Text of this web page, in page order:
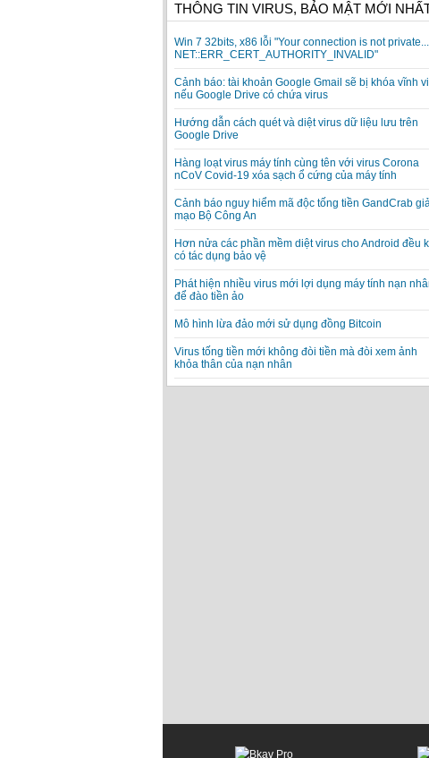
THÔNG TIN VIRUS, BẢO MẬT MỚI
Win 7 32bits, x86 lỗi "Your connection is not private...
NET::ERR_CERT_AUTHORITY_INVALID"
Cảnh báo: tài khoản Google Gmail sẽ bị khóa vĩnh
nếu Google Drive có chứa virus
Hướng dẫn cách quét và diệt virus dữ liệu lưu trên
Google Drive
Hàng loạt virus máy tính cùng tên với virus Corona
nCoV Covid-19 xóa sạch ổ cứng của máy tính
Cảnh báo nguy hiểm mã độc tống tiền GandCrab
mạo Bộ Công An
Hơn nửa các phần mềm diệt virus cho Android đều
có tác dụng bảo vệ
Phát hiện nhiều virus mới lợi dụng máy tính nạn
để đào tiền ảo
Mô hình lừa đảo mới sử dụng đồng Bitcoin
Virus tống tiền mới không đòi tiền mà đòi xem ảnh
khỏa thân của nạn nhân